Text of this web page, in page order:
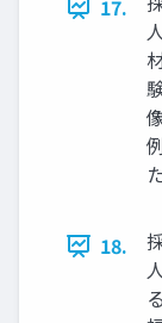
17.
18.